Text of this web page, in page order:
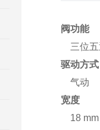
阀功能
三位
驱动方式
气动
宽度
18 mm